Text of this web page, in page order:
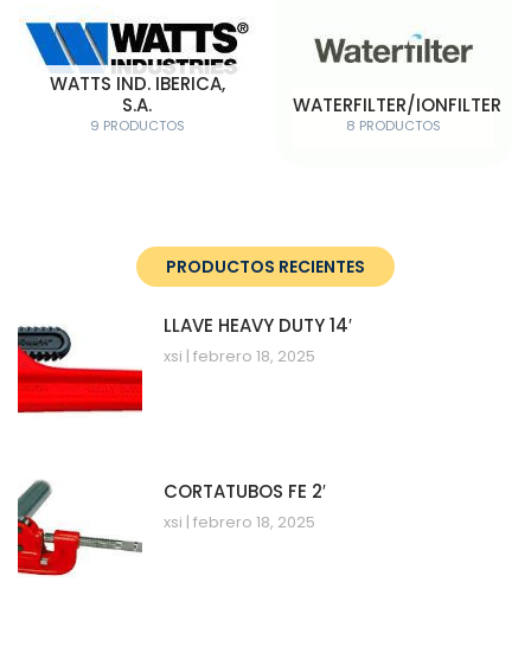
WATTS IND. IBERICA,
S.A.
9 PRODUCTOS
WATERFILTER/IONFILTER
8 PRODUCTOS
PRODUCTOS RECIENTES
LLAVE HEAVY DUTY 14′
xsi febrero 18, 2025
CORTATUBOS FE 2′
xsi febrero 18, 2025